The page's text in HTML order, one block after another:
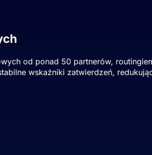
od ponad 50 partnerów,
wskaźniki zatwierdzeń,